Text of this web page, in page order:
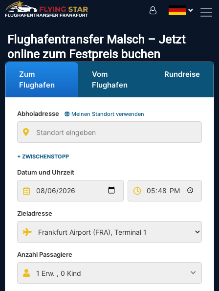
Flughafentransfer Malsch – Jetzt
online zum Festpreis buchen
Zum
Flughafen
Vom
Flughafen
Rundreise
Abholadresse Meinen Standort verwenden
+ ZWISCHENSTOPP
Datum und Uhrzeit
Zieladresse
Anzahl Passagiere
1 Erw. , 0 Kind